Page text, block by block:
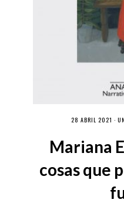
28 ABRIL 2021 ·
Mariana
cosas que